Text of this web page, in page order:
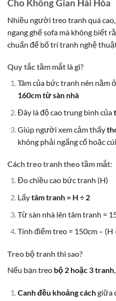
Cho Không Gian Hài Hòa
Nhiều người treo tranh quá
ngang ghế sofa mà không biết
chuẩn để bố trí tranh nghệ
Quy tắc tầm mắt là gì?
Tâm của bức tranh nên nằm ở
160cm từ sàn nhà
Đây là độ cao trung bình của
Giúp người xem cảm thấy
không phải ngẩng cổ hoặc
Cách treo tranh theo tầm mắt:
Đo chiều cao bức tranh (H)
Lấytâm tranh = H ÷ 2
Từ sàn nhà lên tâm tranh =
Tính điểm treo = 150cm – (H
Treo bộ tranh thì sao?
Nếu bạn treo bộ 2 hoặc 3 tranh
Canh đều khoảng cáchgiữa